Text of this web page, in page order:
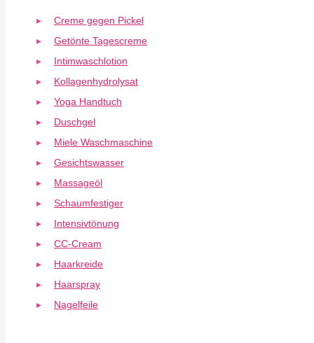
Creme gegen Pickel
Getönte Tagescreme
Intimwaschlotion
Kollagenhydrolysat
Yoga Handtuch
Duschgel
Miele Waschmaschine
Gesichtswasser
Massageöl
Schaumfestiger
Intensivtönung
CC-Cream
Haarkreide
Haarspray
Nagelfeile